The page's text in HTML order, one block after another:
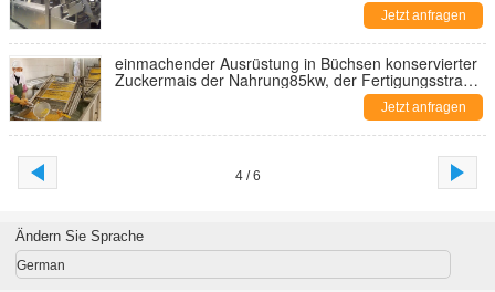
Jetzt anfragen
einmachender Ausrüstung in Büchsen konservierter
Zuckermais der Nahrung85kw, der Fertigungsstraße
Jetzt anfragen
4 / 6
Ändern Sie Sprache
German